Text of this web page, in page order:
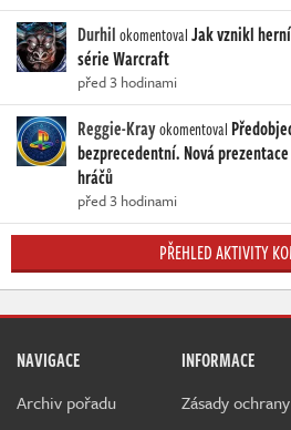
DurhilokomentovalJak vznikl
série Warcraft
před 3 hodinami
Reggie-Krayokomentoval
bezprecedentní. Nová
hráčů
před 3 hodinami
PŘEHLED AKTIVITY
NAVIGACE
Archiv pořadu
INFORMACE
Zásady ochrany